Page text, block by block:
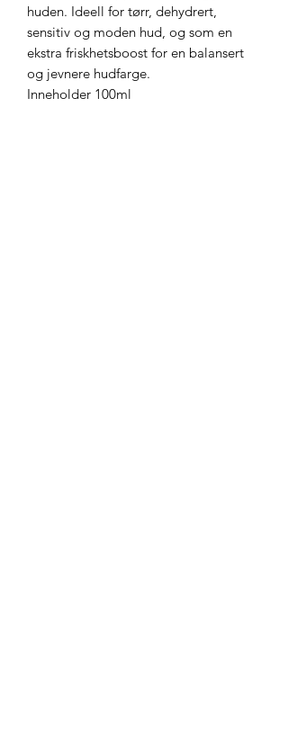
huden. Ideell for tørr, dehydrert,
sensitiv og moden hud, og som en
ekstra friskhetsboost for en balansert
og jevnere hudfarge.
Inneholder 100ml